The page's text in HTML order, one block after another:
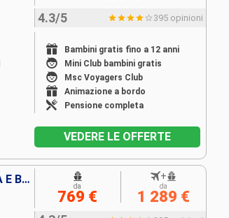
4.3/5 395 opinioni
Bambini gratis fino a 12 anni
Mini Club bambini gratis
Msc Voyagers Club
Animazione a bordo
Pensione completa
VEDERE LE OFFERTE
ITALIA, FRANCIA, SPAGNA, MAROCCO, ANTIGUA E BARBUDA, SAINT MARTIN, SAN CRISTOFORO E NEVIS, REPUBBLICA DOMINICANA
da
769 €
+
da
1 289 €